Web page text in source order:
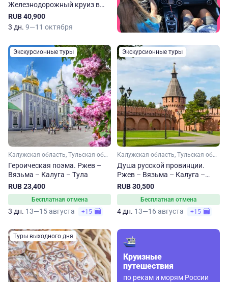
Железнодорожный круиз в
Тулу и Елец с посещением
Ясной Поляны
RUB 40,900
3 дн. 9—11 октября
Экскурсионные туры
Калужская область, Тульская область, Тверская область, Смоленская область
Героическая поэма. Ржев –
Вязьма – Калуга – Тула
RUB 23,400
Бесплатная отмена
3 дн. 13—15 августа +15
Экскурсионные туры
Калужская область, Тульская область, Рязанская область, Тверская область, Смоленская область
Душа русской провинции.
Ржев – Вязьма – Калуга –
Тула – Рязань
RUB 30,500
Бесплатная отмена
4 дн. 13—16 августа +15
Туры выходного дня
Круизные
путешествия
по рекам и морям России